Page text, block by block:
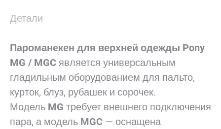
Детали
Пароманекен для верхней одежды Pony
MG / MGC является универсальным
гладильным оборудованием для пальто,
курток, блуз, рубашек и сорочек.
Модель MG требует внешнего подключения
пара, а модель MGC — оснащена